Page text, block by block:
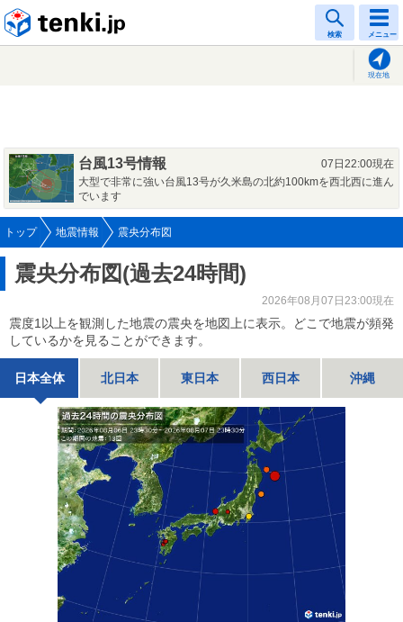
検索 メニュー
現在地
台風13号情報
07日22:00現在
大型で非常に強い台風13号が久米島の北約100kmを西北西に進ん
でいます
トップ 地震情報 震央分布図
震央分布図(過去24時間)
2026年08月07日23:00現在
震度1以上を観測した地震の震央を地図上に表示。どこで地震が頻発
しているかを見ることができます。
日本全体 北日本 東日本 西日本 沖縄